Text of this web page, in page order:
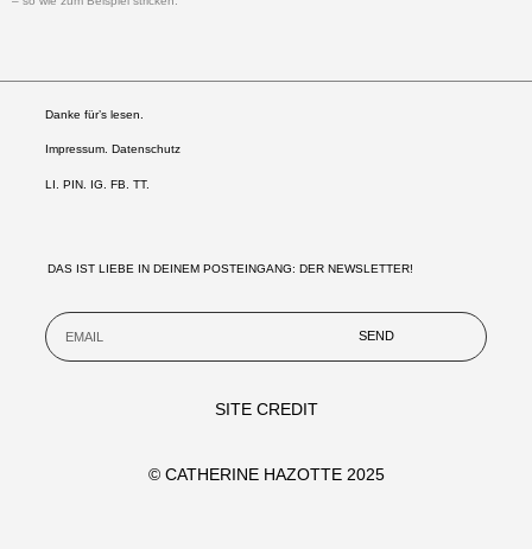
Danke für’s lesen.
Impressum. Datenschutz
LI PIN. IG FB. TT.
DAS IST LIEBE IN DEINEM POSTEINGANG: DER NEWSLETTER!
SEND
SITE CREDIT
© CATHERINE HAZOTTE 2025